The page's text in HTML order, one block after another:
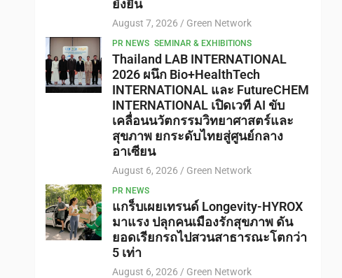
ยั่งยืน
August 7, 2026 Green Network
PR NEWS SEMINAR & EXHIBITIONS
Thailand LAB INTERNATIONAL
2026 ผนึก Bio+HealthTech
INTERNATIONAL และ FutureCHEM
INTERNATIONAL เปิดเวที AI ขับ
เคลื่อนนวัตกรรมวิทยาศาสตร์และ
สุขภาพ ยกระดับไทยสู่ศูนย์กลาง
อาเซียน
August 6, 2026 Green Network
PR NEWS
แกร็บเผยเทรนด์ Longevity-HYROX
มาแรง ปลุกคนเมืองรักสุขภาพ ดัน
ยอดเรียกรถไปสวนสาธารณะโตกว่า
5 เท่า
August 6, 2026 Green Network